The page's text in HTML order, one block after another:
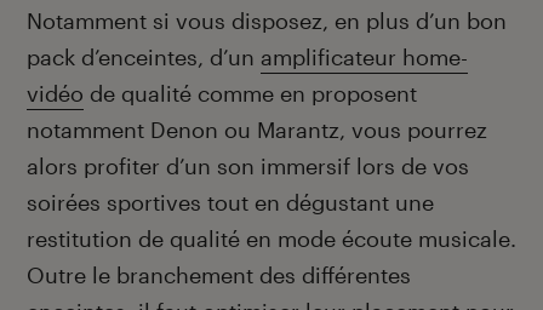
Notamment si vous disposez, en plus d’un bon
pack d’enceintes, d’un amplificateur home-
vidéo de qualité comme en proposent
notamment Denon ou Marantz, vous pourrez
alors profiter d’un son immersif lors de vos
soirées sportives tout en dégustant une
restitution de qualité en mode écoute musicale.
Outre le branchement des différentes